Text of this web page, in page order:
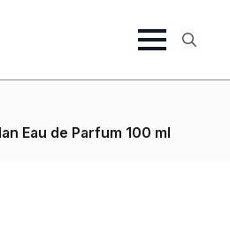
Eau de Parfum 100 ml